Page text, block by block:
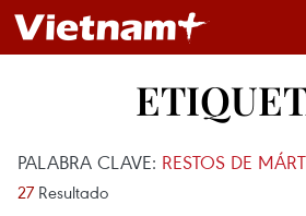
PALABRA CLAVE: RESTOS DE
27 Resultado